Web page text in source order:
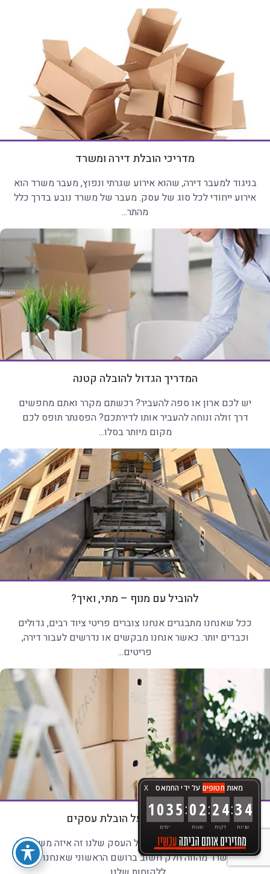
מדריכי הובלת דירה ומשרד
בניגוד למעבר דירה, שהוא אירוע שגרתי ונפוץ, מעבר משרד הוא
אירוע ייחודי לכל סוג של עסק. מעבר של משרד נובע בדרך כלל
מהתר...
המדריך הגדול להובלה קטנה
יש לכם ארון או ספה להעביר? רכשתם מקרר ואתם מחפשים
דרך זולה ונוחה להעביר אותו לדירתכם? הפסנתר תופס לכם
מקום מיותר בסלו...
להוביל עם מנוף – מתי, ואיך?
ככל שאנחנו מתבגרים אנחנו צוברים פריטי ציוד רבים, גדולים
וכבדים יותר. כאשר אנחנו מבקשים או נדרשים לעבור דירה,
פריטים...
לא עוד מאמר על הובלת עסקים
חלק חשוב מאוד מההצלחה של העסק שלנו זה איזה משרד יש
לנו. המשרד מהווה חלק חשוב ברושם הראשוני שאנחנו נותנים
X מאותחטופים על ידי החמאס
1035
ימים
:02
שעות
:24
דקות
:35
שניות